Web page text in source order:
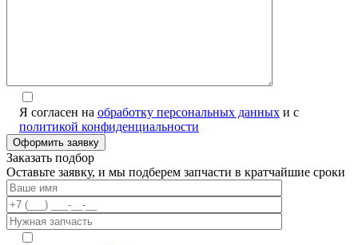
Я согласен на обработку персональных данных и с
политикой конфиденциальности
Заказать подбор
Оставьте заявку, и мы подберем запчасти в кратчайшие сроки